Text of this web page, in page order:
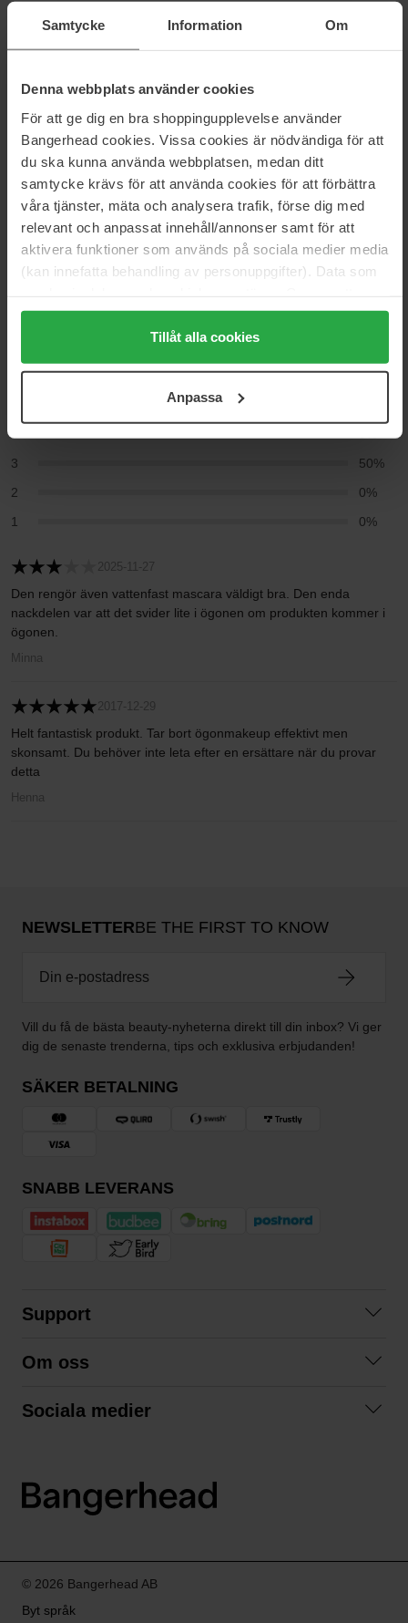
Samtycke Information Om
Denna webbplats använder cookies
För att ge dig en bra shoppingupplevelse använder
Bangerhead cookies. Vissa cookies är nödvändiga för att
du ska kunna använda webbplatsen, medan ditt
samtycke krävs för att använda cookies för att förbättra
våra tjänster, mäta och analysera trafik, förse dig med
relevant och anpassat innehåll/annonser samt för att
aktivera funktioner som används på sociala medier media
(kan innefatta behandling av personuppgifter). Data som
trycka på "Tillåt alla cookies" accepterar du alla cookies,
medan du under "Detaljer" kan anpassa användningen av
cookies. Du kan när som helst återkalla ditt samtycke.
Tillåt alla cookies
Anpassa
Hudvård
Ansiktsvård
Sminkborttagning
The Skincare
Recensioner (2)Frågor & svar (0)
4
Baserat på 2 recensioner
4
3
50%
2
0%
1
0%
2025-11-27
Den rengör även vattenfast mascara väldigt bra. Den enda
nackdelen var att det svider lite i ögonen om produkten kommer i
ögonen.
Minna
2017-12-29
Helt fantastisk produkt. Tar bort ögonmakeup effektivt men
skonsamt. Du behöver inte leta efter en ersättare när du provar
detta
Henna
NEWSLETTERBE THE FIRST TO KNOW
Vill du få de bästa beauty-nyheterna direkt till din inbox? Vi ger
dig de senaste trenderna, tips och exklusiva erbjudanden!
SÄKER BETALNING
SNABB LEVERANS
Support
Köpvillkor
Om oss
Våra fraktalternativ
Sociala medier
LinkedIn
© 2026 Bangerhead AB
Byt språk